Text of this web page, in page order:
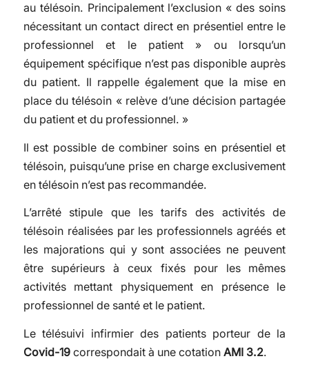
au télésoin. Principalement l’exclusion « des soins
nécessitant un contact direct en présentiel entre le
professionnel et le patient » ou lorsqu’un
équipement spécifique n’est pas disponible auprès
du patient. Il rappelle également que la mise en
place du télésoin « relève d’une décision partagée
du patient et du professionnel. »
Il est possible de combiner soins en présentiel et
télésoin, puisqu’une prise en charge exclusivement
en télésoin n’est pas recommandée.
L’arrêté stipule que les tarifs des activités de
télésoin réalisées par les professionnels agréés et
les majorations qui y sont associées ne peuvent
être supérieurs à ceux fixés pour les mêmes
activités mettant physiquement en présence le
professionnel de santé et le patient.
Le télésuivi infirmier des patients porteur de la
Covid-19correspondait à une cotation AMI 3.2.